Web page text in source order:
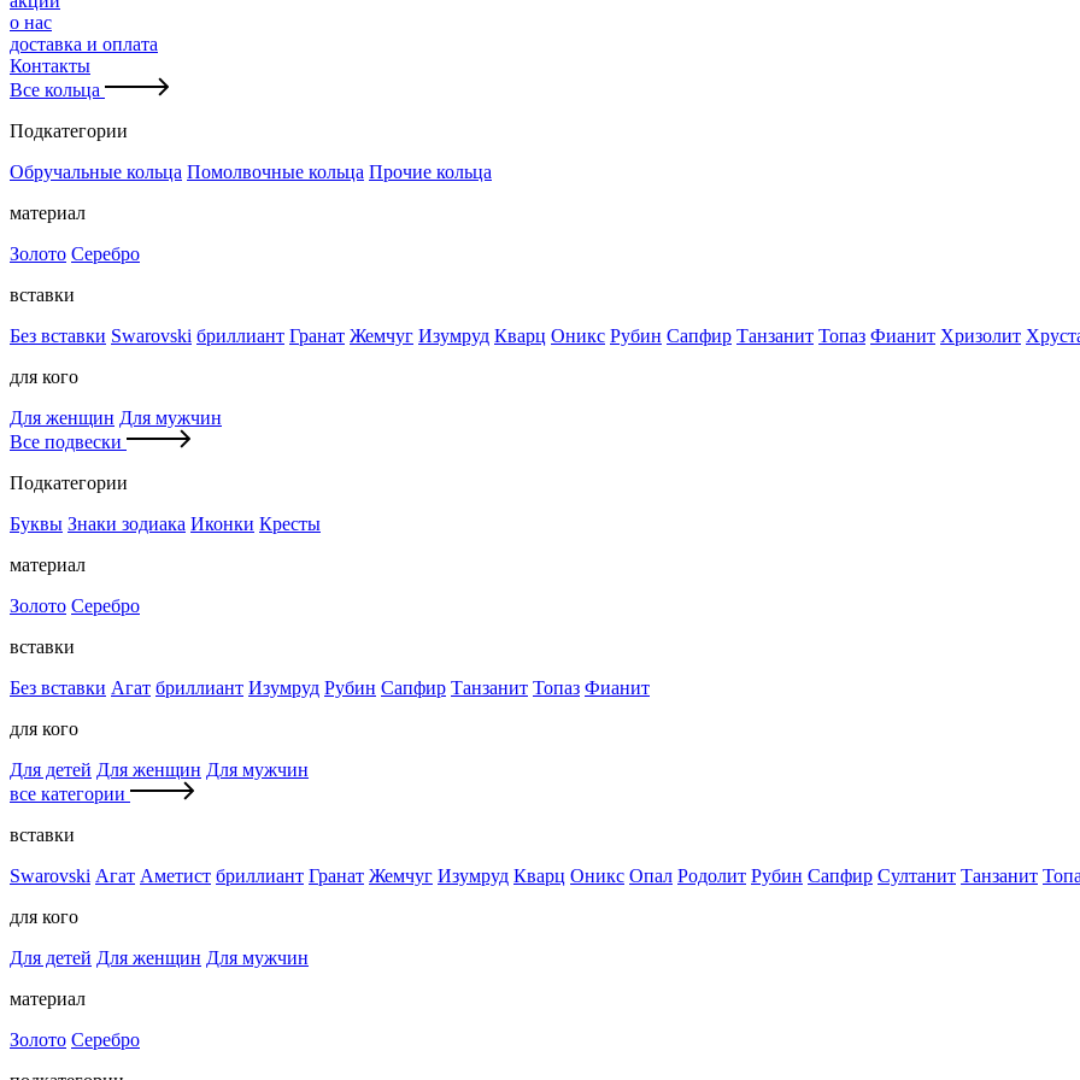
о нас
доставка и оплата
Контакты
Все кольца
Подкатегории
Обручальные кольца Помолвочные кольца Прочие кольца
материал
Золото Серебро
вставки
Без вставки Swarovski бриллиант Гранат Жемчуг Изумруд Кварц Оникс Рубин Сапфир Танзанит Топаз Фианит Хризолит
для кого
Для женщин Для мужчин
Все подвески
Подкатегории
Буквы Знаки зодиака Иконки Кресты
материал
Золото Серебро
вставки
Без вставки Агат бриллиант Изумруд Рубин Сапфир Танзанит Топаз Фианит
для кого
Для детей Для женщин Для мужчин
все категории
вставки
Swarovski Агат Аметист бриллиант Гранат Жемчуг Изумруд Кварц Оникс Опал Родолит Рубин Сапфир Султанит Танзанит
для кого
Для детей Для женщин Для мужчин
материал
Золото Серебро